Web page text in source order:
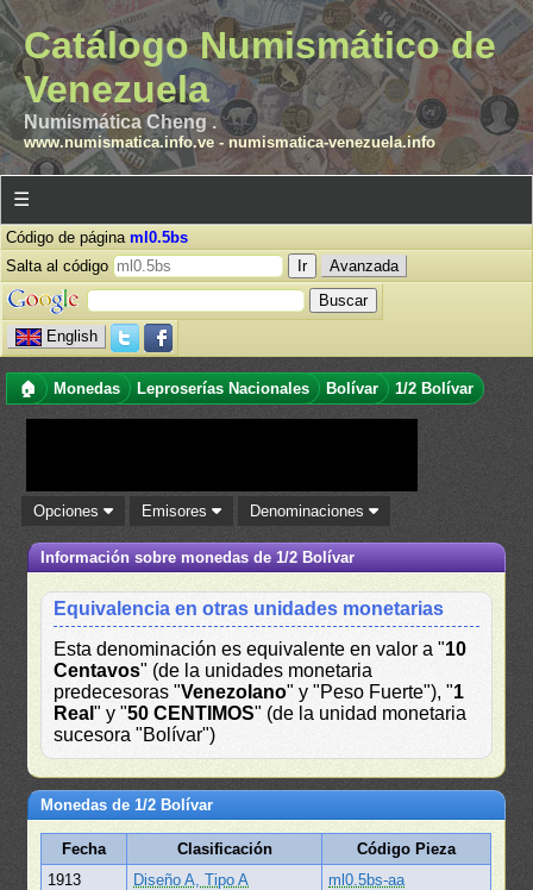
Catálogo Numismático de
Venezuela
Numismática Cheng .
www.numismatica.info.ve- numismatica-venezuela.info
☰
Código de página ml0.5bs
Salta al código
Avanzada
English
🏠 Monedas Leproserías Nacionales Bolívar 1/2 Bolívar
Opciones Emisores Denominaciones
Información sobre monedas de 1/2 Bolívar
Equivalencia en otras unidades monetarias
Esta denominación es equivalente en valor a "10
Centavos" (de la unidades monetaria
predecesoras "Venezolano" y "Peso Fuerte"), "1
Real" y "50 CENTIMOS" (de la unidad monetaria
sucesora "Bolívar")
Monedas de 1/2 Bolívar
Fecha Clasificación
Código Pieza
1913
Diseño A, Tipo A
ml0.5bs-aa